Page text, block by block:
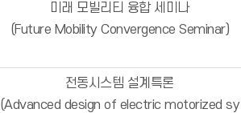
미래 모빌리티 융합 세미나
(Future Mobility Convergence Seminar)
전동시스템 설계특론
(Advanced design of electric motorized sy